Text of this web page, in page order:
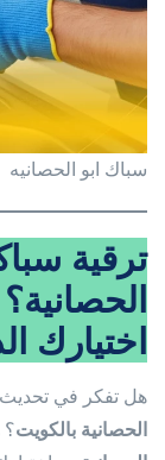
سباك ابو الحصانيه
ترقية
اختيارك
هل تفكر في تحديث
الحصانية بالكويت؟